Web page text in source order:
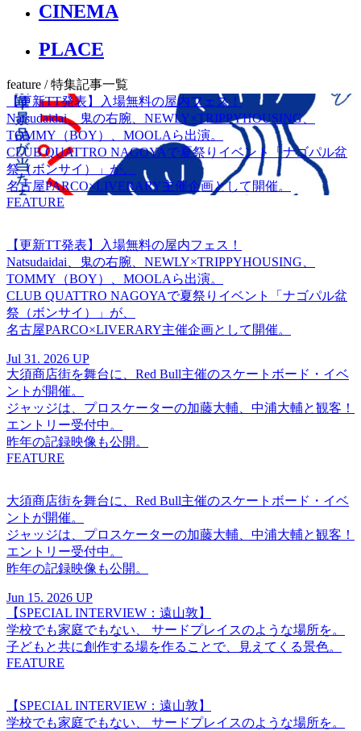
CINEMA
PLACE
feature / 特集記事一覧
【更新TT発表】入場無料の屋内フェス！
Natsudaidai、鬼の右腕、NEWLY×TRIPPYHOUSING、
TOMMY（BOY）、MOOLAら出演。
CLUB QUATTRO NAGOYAで夏祭りイベント「ナゴパル盆
祭（ボンサイ）」が、
名古屋PARCO×LIVERARY主催企画として開催。
FEATURE
【更新TT発表】入場無料の屋内フェス！
Natsudaidai、鬼の右腕、NEWLY×TRIPPYHOUSING、
TOMMY（BOY）、MOOLAら出演。
CLUB QUATTRO NAGOYAで夏祭りイベント「ナゴパル盆
祭（ボンサイ）」が、
名古屋PARCO×LIVERARY主催企画として開催。
Jul 31. 2026 UP
大須商店街を舞台に、Red Bull主催のスケートボード・イベ
ントが開催。
ジャッジは、プロスケーターの加藤大輔、中浦大輔と観客！
エントリー受付中。
昨年の記録映像も公開。
FEATURE
大須商店街を舞台に、Red Bull主催のスケートボード・イベ
ントが開催。
ジャッジは、プロスケーターの加藤大輔、中浦大輔と観客！
エントリー受付中。
昨年の記録映像も公開。
Jun 15. 2026 UP
【SPECIAL INTERVIEW：遠山敦】
学校でも家庭でもない、 サードプレイスのような場所を。
子どもと共に創作する場を作ることで、見えてくる景色。
FEATURE
【SPECIAL INTERVIEW：遠山敦】
学校でも家庭でもない、 サードプレイスのような場所を。